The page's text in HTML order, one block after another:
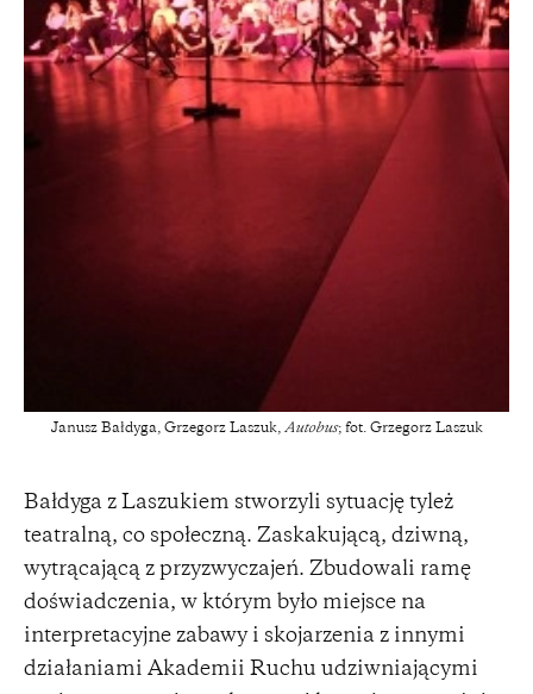
Janusz Bałdyga, Grzegorz Laszuk, Autobus; fot. Grzegorz Laszuk
Bałdyga z Laszukiem stworzyli sytuację tyleż
teatralną, co społeczną. Zaskakującą, dziwną,
wytrącającą z przyzwyczajeń. Zbudowali ramę
doświadczenia, w którym było miejsce na
interpretacyjne zabawy i skojarzenia z innymi
działaniami Akademii Ruchu udziwniającymi